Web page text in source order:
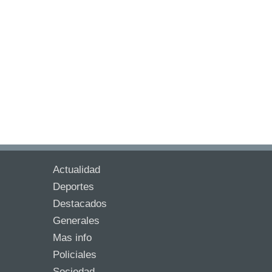
Actualidad
Deportes
Destacados
Generales
Mas info
Policiales